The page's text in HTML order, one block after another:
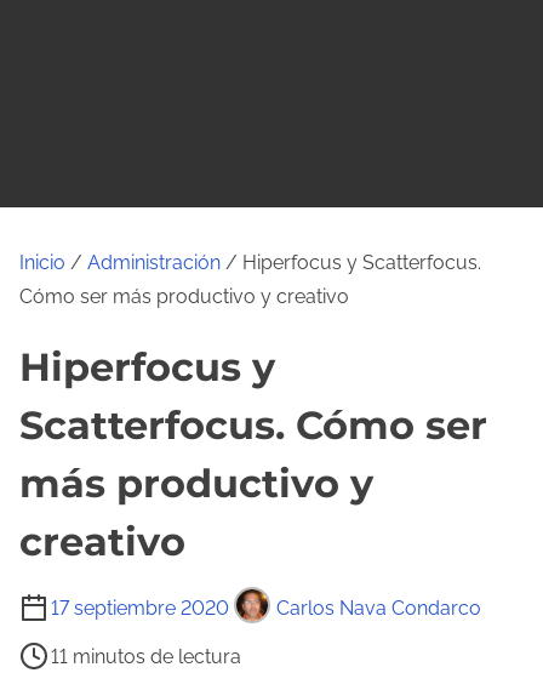
Inicio / Administración / Hiperfocus y Scatterfocus.
Cómo ser más productivo y creativo
Hiperfocus y
Scatterfocus. Cómo ser
más productivo y
creativo
17 septiembre 2020 Carlos Nava Condarco
T
e
11 minutos de lectura